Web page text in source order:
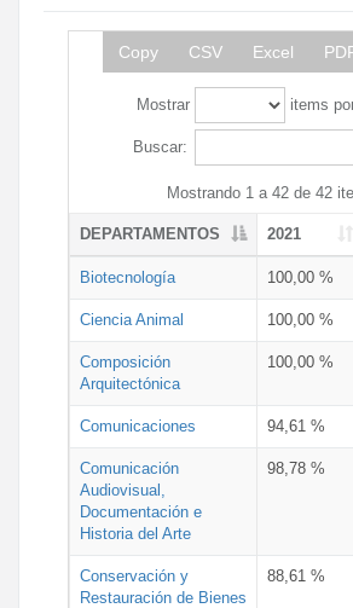
Copy CSV Excel
Mostrar items
Buscar:
Mostrando 1 a 42 de 42
DEPARTAMENTOS 2021
Biotecnología 100,00 %
Ciencia Animal 100,00 %
Composición
Arquitectónica
100,00 %
Comunicaciones 94,61 %
Comunicación
Audiovisual,
Documentación e
Historia del Arte
98,78 %
Conservación y
Restauración de Bienes
88,61 %